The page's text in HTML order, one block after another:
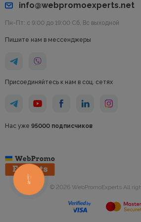
info@webpromoexperts.net
Пн-Пт: с 9:00 до 19:00 Cб, Вс выходной
Пишите нам в мессенджеры
Присоединяйтесь к нам в соц. сетях
Нас уже 95000 подписчиков
© 2026 WebPromoExperts All
КНОПКА
СВЯЗИ